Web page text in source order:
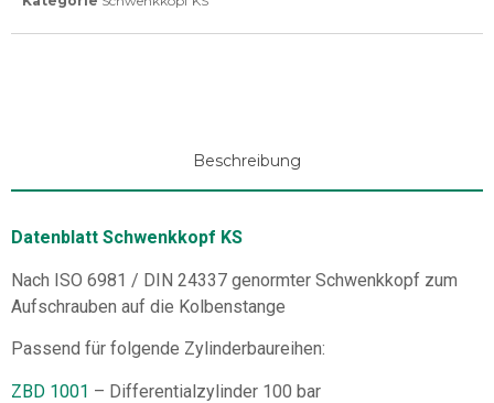
Beschreibung
Datenblatt Schwenkkopf KS
Nach ISO 6981 / DIN 24337 genormter Schwenkkopf zum
Aufschrauben auf die Kolbenstange
Passend für folgende Zylinderbaureihen:
ZBD 1001 – Differentialzylinder 100 bar